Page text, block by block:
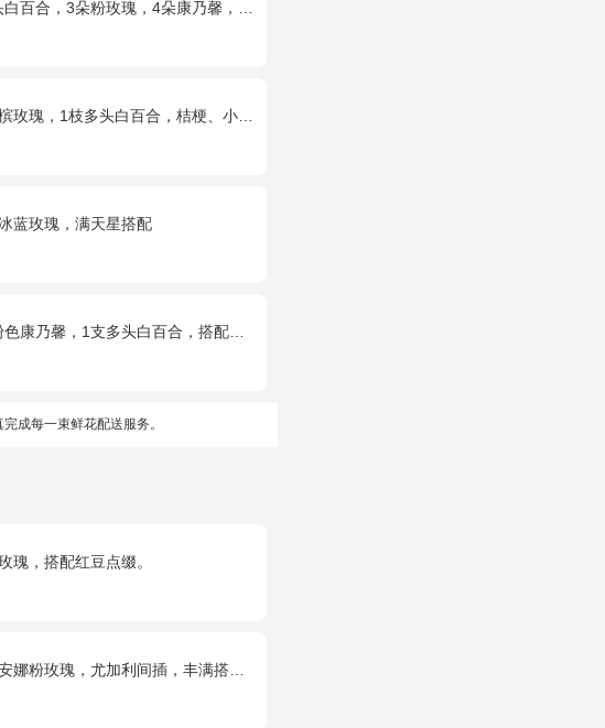
，3朵粉玫瑰，4朵康乃馨，桔梗、满天星、绿叶混搭
瑰，1枝多头白百合，桔梗、小花、绿叶搭配
蓝玫瑰，满天星搭配
康乃馨，1支多头白百合，搭配黄莺、满天星。
成每一束鲜花配送服务。
瑰，搭配红豆点缀。
娜粉玫瑰，尤加利间插，丰满搭配绿叶